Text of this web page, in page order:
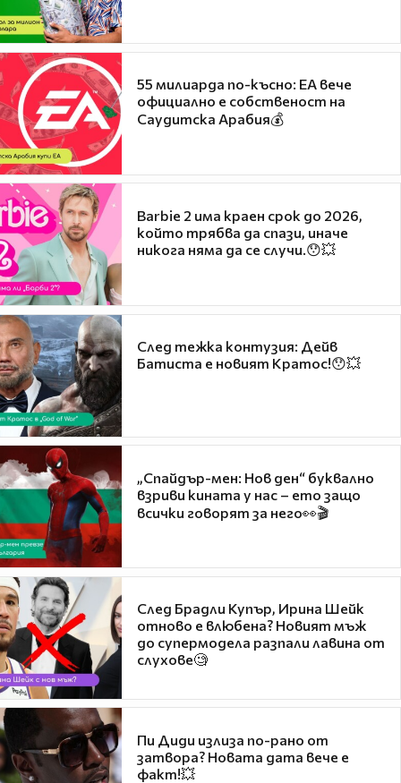
55 милиарда по-късно: EA вече
официално е собственост на
Саудитска Арабия💰
Barbie 2 има краен срок до 2026,
който трябва да спази, иначе
никога няма да се случи.😯💥
След тежка контузия: Дейв
Батиста е новият Кратос!😯💥
„Спайдър-мен: Нов ден“ буквално
взриви кината у нас – ето защо
всички говорят за него👀🎬
След Брадли Купър, Ирина Шейк
отново е влюбена? Новият мъж
до супермодела разпали лавина от
слухове🧐
Пи Диди излиза по-рано от
затвора? Новата дата вече е
факт!💥